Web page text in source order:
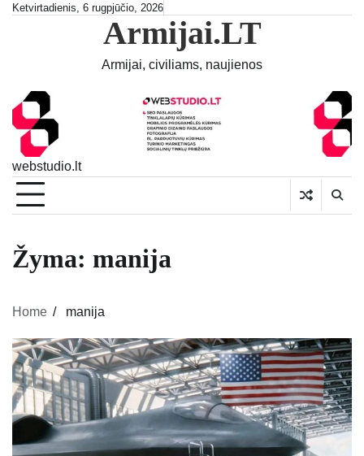
SkipKetvirtadienis, 6 rugpjūčio, 2026
Armijai.LT
Armijai, civiliams, naujienos
webstudio.lt
Žyma: manija
Home manija